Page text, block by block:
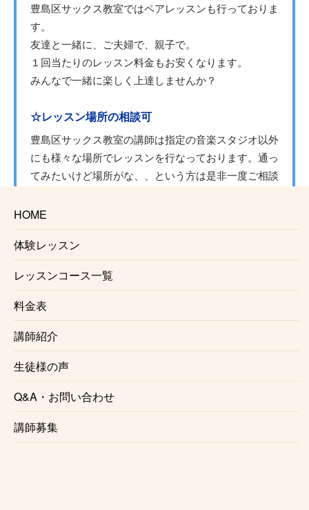
HOME
体験レッスン
レッスンコース一覧
料金表
講師紹介
生徒様の声
Q&A・お問い合わせ
講師募集
豊島区サックス教室ではペアレッスンも行っておりま
す。
友達と一緒に、ご夫婦で、親子で。
１回当たりのレッスン料金もお安くなります。
みんなで一緒に楽しく上達しませんか？
☆レッスン場所の相談可
豊島区サックス教室の講師は指定の音楽スタジオ以外
にも様々な場所でレッスンを行なっております。通っ
てみたいけど場所がな、、という方は是非一度ご相談
ンする事が可能でございます。また
希望の方もご相談ください。
※場所によりお断りさせていただく事がございます。
また出張レッスンには対応していない講師もおります
ので予めご了承ください。
生徒様の声
これからレッスンを始める方の参考として、実際にレ
ッスンを受講されている生徒様の声をご紹介いたしま
す。